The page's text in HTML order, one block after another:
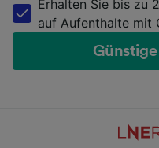
Erhalten Sie bis zu
auf Aufenthalte mit